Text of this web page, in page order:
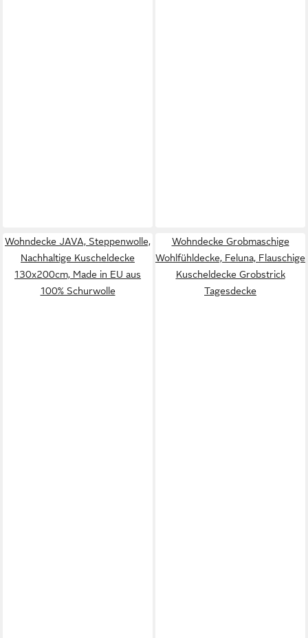
Wohndecke JAVA, Steppenwolle,
Nachhaltige Kuscheldecke
130x200cm, Made in EU aus
100% Schurwolle
Wohndecke Grobmaschige
Wohlfühldecke, Feluna, Flauschige
Kuscheldecke Grobstrick
Tagesdecke